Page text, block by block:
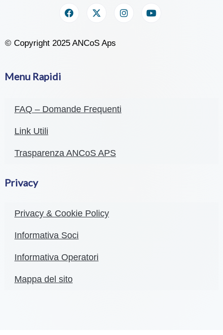
Dona il sangue, regala la vita: a
Natale il regalo più bello è donare
oltre il materiale. Un’opportunità unica per
locale. Ancos Aps Viterbo, insieme ai suoi
Natale di chi è in difficoltà un pò più luminoso.
Dicembre 12, 2023